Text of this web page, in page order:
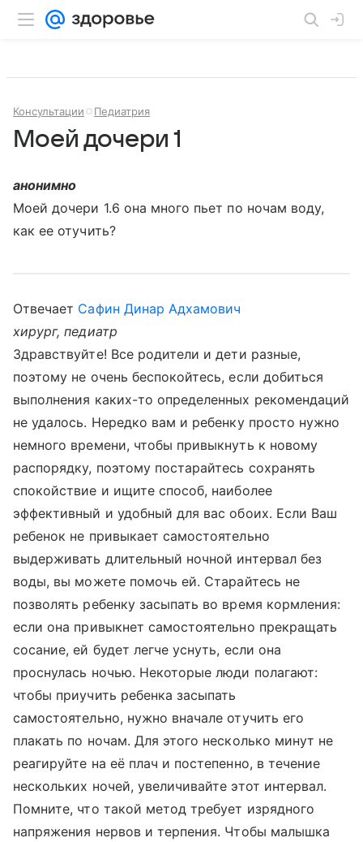
Консультации Педиатрия
Моей дочери 1
анонимно
Моей дочери 1.6 она много пьет по ночам воду,
как ее отучить?
Отвечает Сафин Динар Адхамович
хирург, педиатр
Здравствуйте! Все родители и дети разные,
поэтому не очень беспокойтесь, если добиться
выполнения каких-то определенных рекомендаций
не удалось. Нередко вам и ребенку просто нужно
немного времени, чтобы привыкнуть к новому
распорядку, поэтому постарайтесь сохранять
спокойствие и ищите способ, наиболее
эффективный и удобный для вас обоих. Если Ваш
ребенок не привыкает самостоятельно
выдерживать длительный ночной интервал без
воды, вы можете помочь ей. Старайтесь не
позволять ребенку засыпать во время кормления:
если она привыкнет самостоятельно прекращать
сосание, ей будет легче уснуть, если она
проснулась ночью. Некоторые люди полагают:
чтобы приучить ребенка засыпать
самостоятельно, нужно вначале отучить его
плакать по ночам. Для этого несколько минут не
реагируйте на её плач и постепенно, в течение
нескольких ночей, увеличивайте этот интервал.
Помните, что такой метод требует изрядного
напряжения нервов и терпения. Чтобы малышка